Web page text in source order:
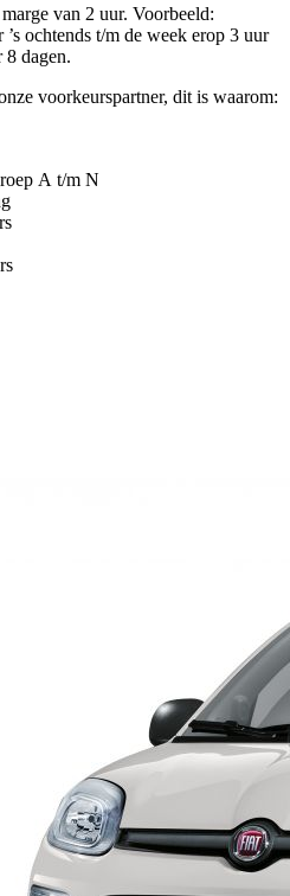
van 2 uur. Voorbeeld:
ochtends t/m de week erop 3 uur
8 dagen.
voorkeurspartner, dit is waarom:
A t/m N